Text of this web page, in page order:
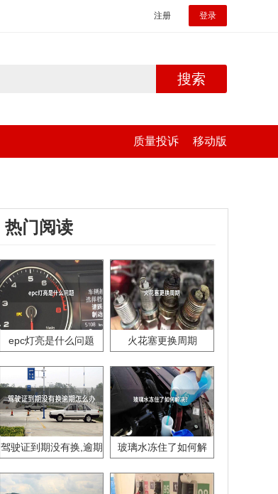
注册 登录
搜索
质量投诉 移动版
热门阅读
epc灯亮是什么问题 火花塞更换周期
驾驶证到期没有换,逾期
玻璃水冻住了如何解